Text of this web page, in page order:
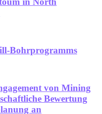
Bohrprogramms
von Mining
Bewertung
an